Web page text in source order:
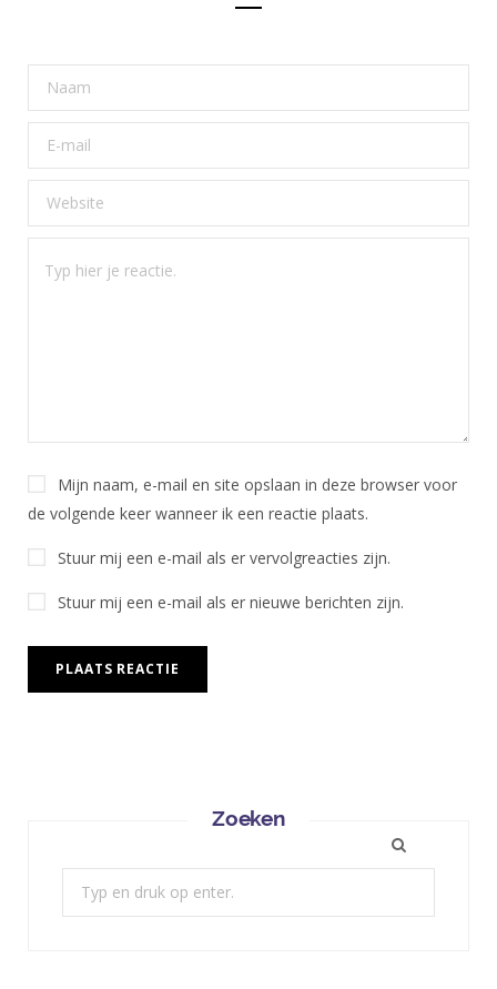
Mijn naam, e-mail en site opslaan in deze browser voor
de volgende keer wanneer ik een reactie plaats.
Stuur mij een e-mail als er vervolgreacties zijn.
Stuur mij een e-mail als er nieuwe berichten zijn.
Zoeken